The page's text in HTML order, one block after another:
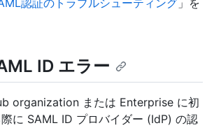
認証のトラブルシューティング 」を
ID エラー
organization または Enterprise に初
に SAML ID プロバイダー (IdP) の認